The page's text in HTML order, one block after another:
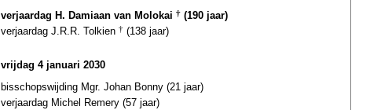
verjaardag H. Damiaan van Molokai † (190 jaar)
verjaardag J.R.R. Tolkien † (138 jaar)
vrijdag 4 januari 2030
bisschopswijding Mgr. Johan Bonny (21 jaar)
verjaardag Michel Remery (57 jaar)